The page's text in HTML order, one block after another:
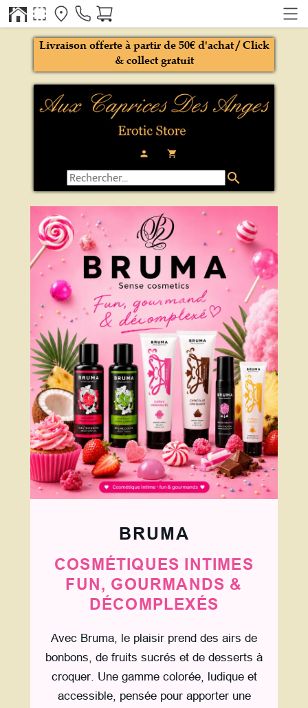
person local_grocery_store
Livraison offerte à partir de 50€ d'achat / Click
& collect gratuit
search
BRUMA
COSMÉTIQUES INTIMES
FUN, GOURMANDS &
DÉCOMPLEXÉS
Avec Bruma, le plaisir prend des airs de
bonbons, de fruits sucrés et de desserts à
croquer. Une gamme colorée, ludique et
accessible, pensée pour apporter une